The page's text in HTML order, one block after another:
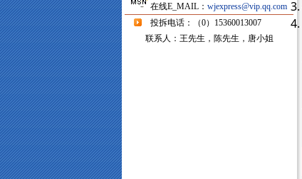
在线E_MAIL： wjexpress@vip.qq.com
投拆电话：（0）15360013007
联系人：王先生，陈先生，唐小姐